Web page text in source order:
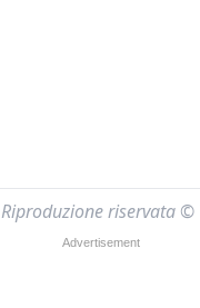
Riproduzione riservata ©